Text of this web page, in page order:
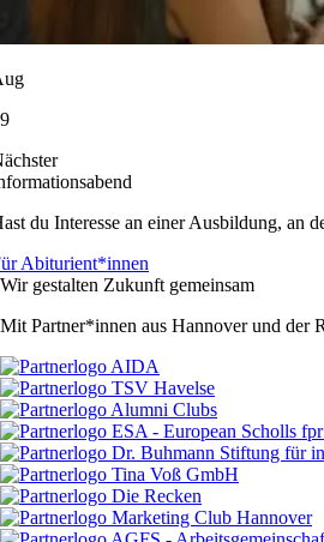
du Interesse an einer Ausbildung, an
Abiturient*innen
Wir gestalten Zukunft gemeinsam
Mit Partner*innen aus Hannover und der